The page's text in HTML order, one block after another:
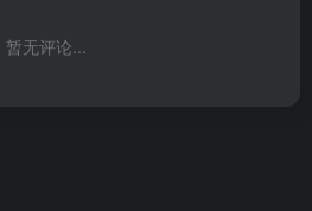
暂无评论...